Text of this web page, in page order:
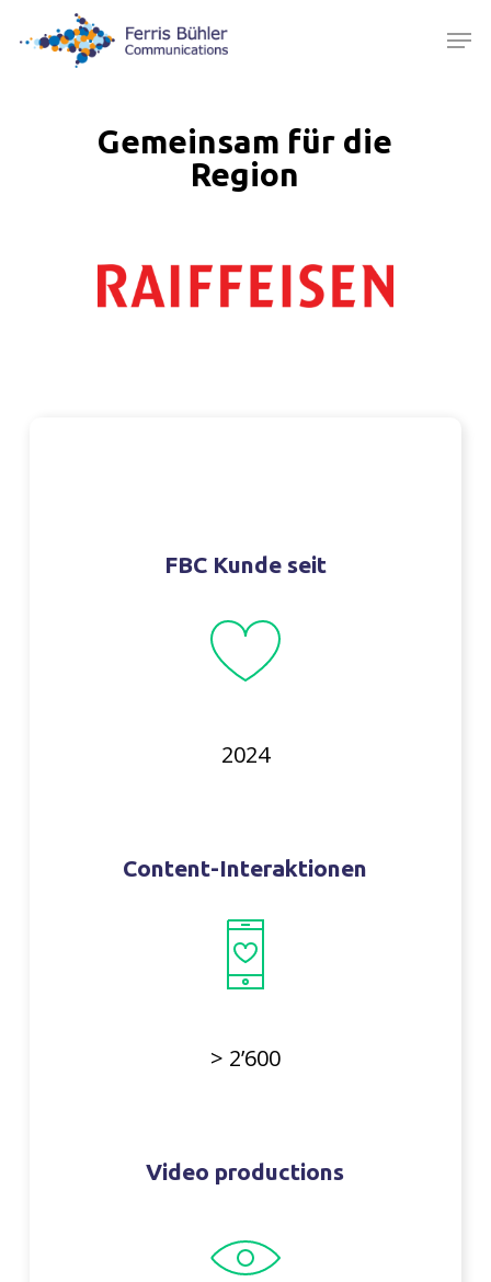
Gemeinsam für die
Region
FBC Kunde seit
2024
Content-Interaktionen
> 2’600
Video productions